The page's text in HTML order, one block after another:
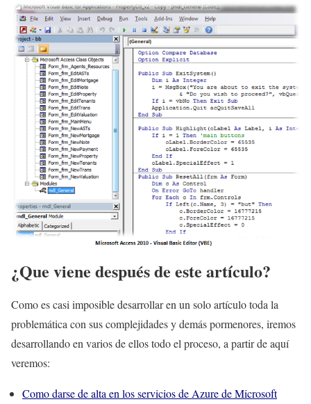
¿Que viene después de este artículo?
Como es casi imposible desarrollar en un solo artículo toda la
problemática con sus complejidades y demás pormenores, iremos
desarrollando en varios de ellos todo el proceso, a partir de aquí
veremos:
Como darse de alta en los servicios de Azure de Microsoft